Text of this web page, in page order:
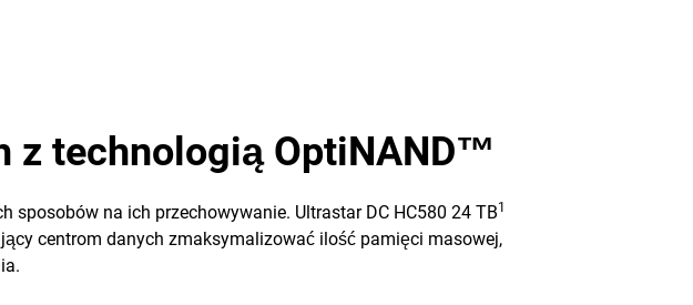
z technologią OptiNAND™
na ich przechowywanie. Ultrastar DC HC580 24 TB1
centrom danych zmaksymalizować ilość pamięci masowej,